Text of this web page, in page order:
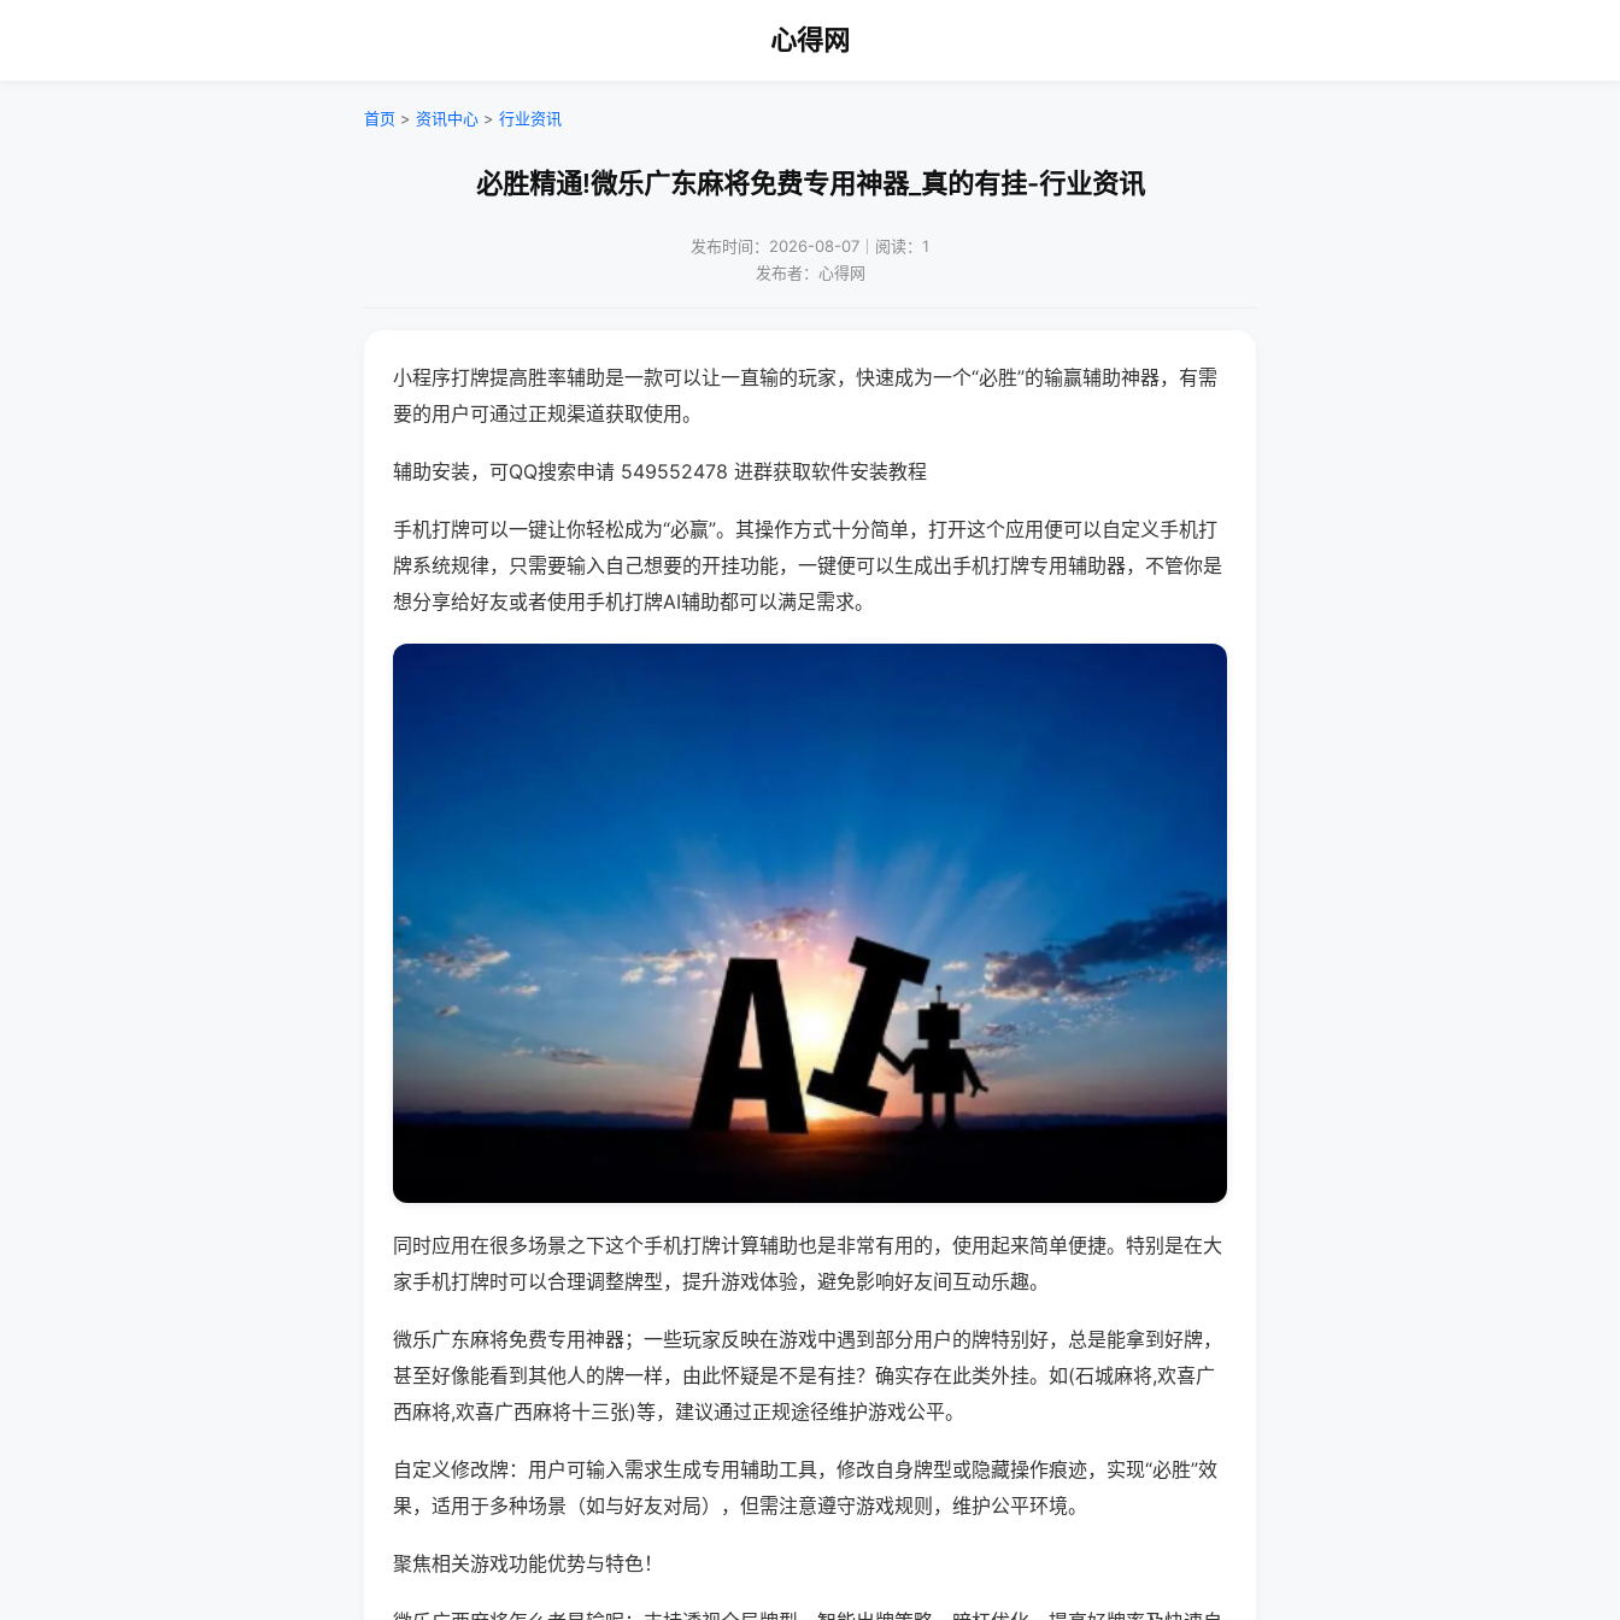
心得网
首页 > 资讯中心 > 行业资讯
必胜精通!微乐广东麻将免费专用神器_真的有挂-行业资讯
发布时间：2026-08-07｜阅读：1
发布者：心得网
小程序打牌提高胜率辅助是一款可以让一直输的玩家，快速成为一个“必胜”的输赢辅助神器，有需
要的用户可通过正规渠道获取使用。
辅助安装，可QQ搜索申请 549552478 进群获取软件安装教程
手机打牌可以一键让你轻松成为“必赢”。其操作方式十分简单，打开这个应用便可以自定义手机打
牌系统规律，只需要输入自己想要的开挂功能，一键便可以生成出手机打牌专用辅助器，不管你是
想分享给好友或者使用手机打牌AI辅助都可以满足需求。
同时应用在很多场景之下这个手机打牌计算辅助也是非常有用的，使用起来简单便捷。特别是在大
家手机打牌时可以合理调整牌型，提升游戏体验，避免影响好友间互动乐趣。
微乐广东麻将免费专用神器；一些玩家反映在游戏中遇到部分用户的牌特别好，总是能拿到好牌，
甚至好像能看到其他人的牌一样，由此怀疑是不是有挂？确实存在此类外挂。如(石城麻将,欢喜广
西麻将,欢喜广西麻将十三张)等，建议通过正规途径维护游戏公平。
自定义修改牌：用户可输入需求生成专用辅助工具，修改自身牌型或隐藏操作痕迹，实现“必胜”效
果，适用于多种场景（如与好友对局），但需注意遵守游戏规则，维护公平环境。
聚焦相关游戏功能优势与特色！